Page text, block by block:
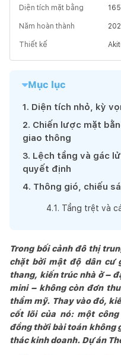
Diện tích mặt bằng 165
Năm hoàn thành
Thiết kế
Mục lục
1. Diện tích nhỏ, kỳ
2. Chiến lược mặt
giao thông
3. Lệch tầng và gác
quyết định
4. Thông gió, chiếu
4.1 . Tầng trệt và
Trong bối cảnh đô thị
chặt bởi mật độ dân cư
thang, kiến trúc nhà ở –
mini – không còn đơn
thẩm mỹ. Thay vào đó,
cốt lõi của nó: một
đồng thời bài toán không
thác kinh doanh. Dự án